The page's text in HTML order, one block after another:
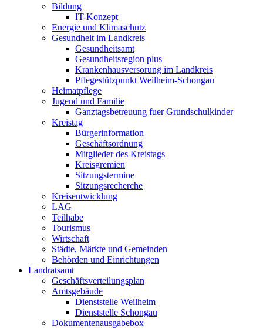
Bildung
IT-Konzept
Energie und Klimaschutz
Gesundheit im Landkreis
Gesundheitsamt
Gesundheitsregion plus
Krankenhausversorung im Landkreis
Pflegestützpunkt Weilheim-Schongau
Heimatpflege
Jugend und Familie
Ganztagsbetreuung fuer Grundschulkinder
Kreistag
Bürgerinformation
Geschäftsordnung
Mitglieder des Kreistags
Kreisgremien
Sitzungstermine
Sitzungsrecherche
Kreisentwicklung
LAG
Teilhabe
Tourismus
Wirtschaft
Städte, Märkte und Gemeinden
Behörden und Einrichtungen
Landratsamt
Geschäftsverteilungsplan
Amtsgebäude
Dienststelle Weilheim
Dienststelle Schongau
Dokumentenausgabebox